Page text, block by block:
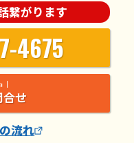
繋がります
4675
合せ
流れ